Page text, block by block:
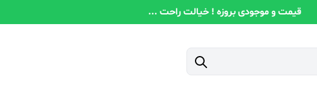
قیمت و موجودی بروزه ! خیالت راحت ...